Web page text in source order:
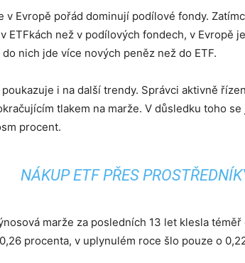
v Evropě pořád dominují podílové fondy.
ETFkách než v podílových fondech, v Evropě
nich jde více nových peněz než do ETF.
poukazuje i na další trendy. Správci aktivně
tlakem na marže. V důsledku toho
procent.
NÁKUP ETF PŘES
marže za posledních 13 let klesla
procenta, v uplynulém roce šlo pouze o